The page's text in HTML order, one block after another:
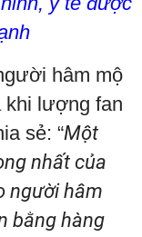
hâm mộ
khi lượng fan
sẻ: “Một
nhất của
người hâm
bằng hàng